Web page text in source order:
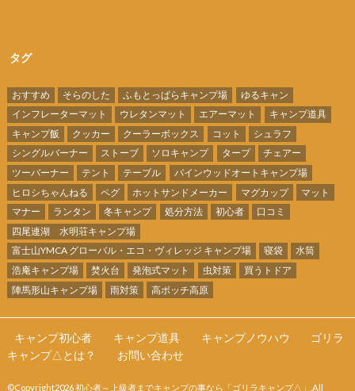
タグ
おすすめ そらのした ふもとっぱらキャンプ場
ゆるキャン
インフレーターマット
ウレタンマット エアーマット
キャンプ道具
キャンプ飯
クッカー クーラーボックス コット
シュラフ
シングルバーナー
ストーブ ソロキャンプ タープ
チェアー
ツーバーナー
テント テーブル
パインウッドオートキャンプ場
ヒロシちゃんねる
ペグ ホットサンドメーカー マグカップ
マット
マナー
ランタン 冬キャンプ 処分方法 初心者
口コミ
四尾連湖 水明荘キャンプ場
富士山YMCA グローバル・エコ・ヴィレッジ キャンプ場
寝袋
水筒
浩庵キャンプ場
焚火台 発泡式マット 虫対策
買うトドア
陣馬形山キャンプ場
雨対策 高ボッチ高原
キャンプ初心者 キャンプ道具 キャンプノウハウ
ゴリラ
キャンプ△とは？
お問い合わせ
©Copyright2026初心者～上級者までキャンプの事なら「ゴリラキャンプ△」 .All